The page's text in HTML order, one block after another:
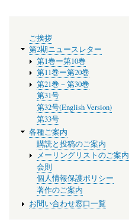
ニ
ュ
ー
ご挨拶
第2期ニュースレター
第1巻ー第10巻
第11巻ー第20巻
第21巻－第30巻
第31号
第32号(English Version)
第33号
各種ご案内
購読と投稿のご案内
メーリングリストのご案内
会則
個人情報保護ポリシー
著作のご案内
お問い合わせ窓口一覧